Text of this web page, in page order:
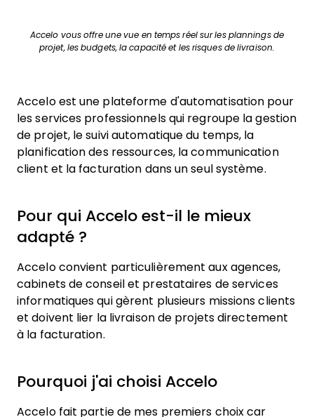
Accelo vous offre une vue en temps réel sur les plannings de
projet, les budgets, la capacité et les risques de livraison.
Accelo est une plateforme d'automatisation pour
les services professionnels qui regroupe la gestion
de projet, le suivi automatique du temps, la
planification des ressources, la communication
client et la facturation dans un seul système.
Pour qui Accelo est-il le mieux
adapté ?
Accelo convient particulièrement aux agences,
cabinets de conseil et prestataires de services
informatiques qui gèrent plusieurs missions clients
et doivent lier la livraison de projets directement
à la facturation.
Pourquoi j'ai choisi Accelo
Accelo fait partie de mes premiers choix car